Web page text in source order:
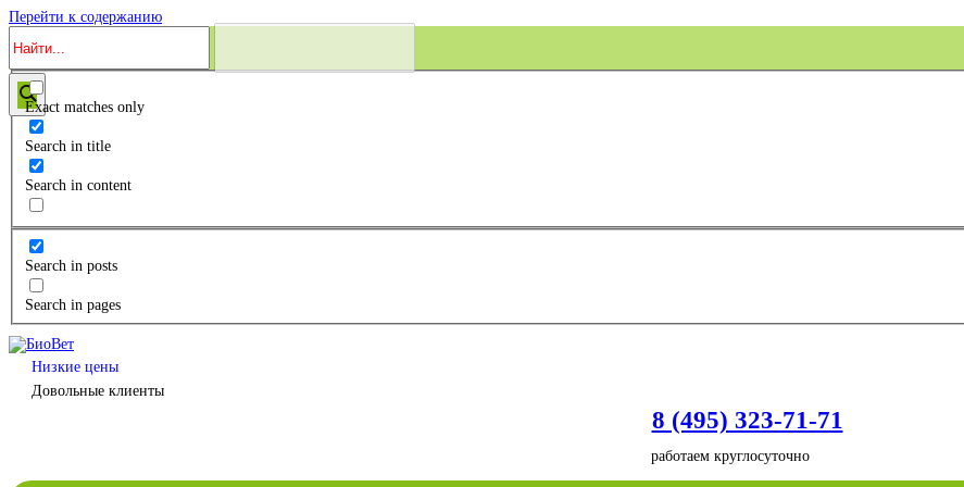
Перейти к содержанию
Exact matches only
Search in title
Search in content
Search in posts
Search in pages
Низкие цены
Довольные клиенты
8 (495) 323-71-71
работаем круглосуточно